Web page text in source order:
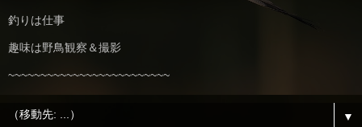
釣りは仕事
趣味は野鳥観察＆撮影
~~~~~~~~~~~~~~~~~~~~~~~~~
▼